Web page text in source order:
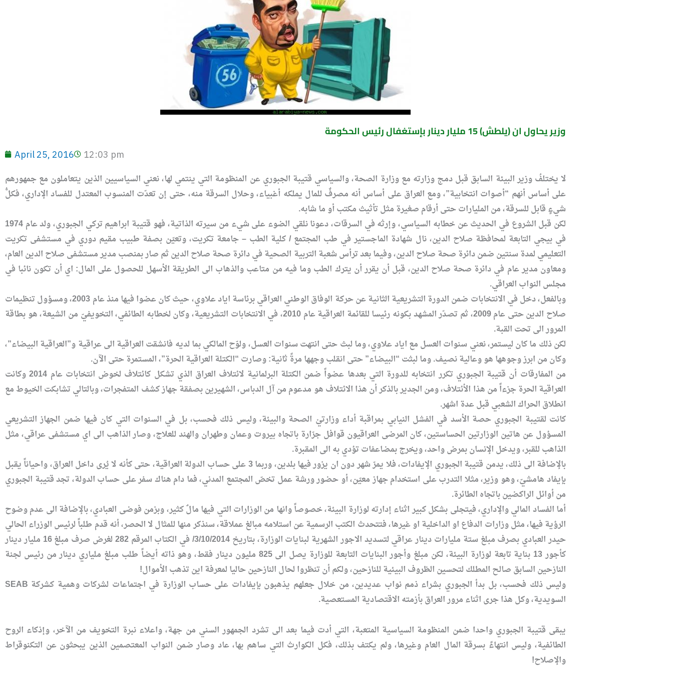
وزير يحاول ان (يلطش) 15 مليار دينار بإستغفال رئيس الحكومة
April 25, 2016 12:03 pm
لا يختلفُ وزير البيئة السابق قبل دمج وزارته مع وزارة الصحة، والسياسي قتيبة الجبوري عن المنظومة التي ينتمي لها، نعني السياسيين الذين يتعاملون مع جمهورهم
على أساس أنهم “أصوات انتخابية”، ومع العراق على أساس أنه مصرفٌ للمال يملكه أغبياء، وحلال السرقة منه، حتى إن تعدّت المنسوب المعتدل للفساد الإداري، فكلُّ
شيءٍ قابل للسرقة، من المليارات حتى أرقام صغيرة مثل تأثيث مكتب أو ما شابه.
لكن قبل الشروع في الحديث عن خطابه السياسي، وإرثه في السرقات، دعونا نلقي الضوء على شيء من سيرته الذاتية، فهو قتيبة ابراهيم تركي الجبوري، ولد عام 1974
في بيجي التابعة لمحافظة صلاح الدين، نال شهادة الماجستير في طب المجتمع / كلية الطب – جامعة تكريت، وتعيّن بصفة طبيب مقيم دوري في مستشفى تكريت
التعليمي لمدة سنتين ضمن دائرة صحة صلاح الدين، وفيما بعد ترأس شعبة التربية الصحية في دائرة صحة صلاح الدين ثم صار بمنصب مدير مستشفى صلاح الدين العام،
ومعاون مدير عام في دائرة صحة صلاح الدين، قبل أن يقرر أن يترك الطب وما فيه من متاعب والذهاب الى الطريقة الأسهل للحصول على المال: اي أن تكون نائبا في
مجلس النواب العراقي.
وبالفعل، دخل في الانتخابات ضمن الدورة التشريعية الثانية عن حركة الوفاق الوطني العراقي برئاسة اياد علاوي، حيث كان عضوا فيها منذ عام 2003، ومسؤول تنظيمات
صلاح الدين حتى عام 2009، ثم تصدّر المشهد بكونه رئيسا للقائمة العراقية عام 2010، في الانتخابات التشريعية، وكان لخطابه الطائفي، التخويفيّ من الشيعة، هو بطاقة
المرور الى تحت القبة.
لكن ذلك ما كان ليستمر، نعني سنوات العسل مع اياد علاوي، وما لبث حتى انتهت سنوات العسل، ولوّح المالكي بما لديه فانشقت العراقية الى عراقية و”العراقية البيضاء”،
وكان من ابرز وجوهها هو وعالية نصيف. وما لبثت “البيضاء” حتى انقلب وجهها مرةً ثانية: وصارت “الكتلة العراقية الحرة”، المستمرة حتى الآن.
من المفارقات أن قتيبة الجبوري تكرر انتخابه للدورة التي بعدها عضواً ضمن الكتلة البرلمانية لائتلاف العراق الذي تشكل كائتلاف لخوض انتخابات عام 2014 وكانت
العراقية الحرة جزءاً من هذا الأئتلاف، ومن الجدير بالذكر أن هذا الائتلاف هو مدعوم من آل الدباس، الشهيرين بصفقة جهاز كشف المتفجرات، وبالتالي تشابكت الخيوط مع
انطلاق الحراك الشعبي قبل عدة اشهر.
كانت لقتيبة الجبوري حصة الأسد في الفشل النيابي بمراقبة أداء وزارتيْ الصحة والبيئة، وليس ذلك فحسب، بل في السنوات التي كان فيها ضمن الجهاز التشريعي
المسؤول عن هاتين الوزارتين الحساستين، كان المرضى العراقيون قوافل جرّارة باتجاه بيروت وعمان وطهران والهند للعلاج، وصار الذاهب الى اي مستشفى عراقي، مثل
الذاهب للقبر، ويدخل الإنسان بمرض واحد، ويخرج بمضاعفات تؤدي به الى المقبرة.
بالإضافة الى ذلك، يدمن قتيبة الجبوري الإيفادات، فلا يمرّ شهر دون ان يزور فيها بلدين، وربما 3 على حساب الدولة العراقية، حتى كأنه لا يُرى داخل العراق، واحياناً يقبل
بإيفاد هامشيّ، وهو وزير، مثلا التدرب على استخدام جهاز معيّن، أو حضور ورشة عمل تخصّ المجتمع المدني، فما دام هناك سفر على حساب الدولة، تجد قتيبة الجبوري
من أوائل الراكضين باتجاه الطائرة.
أما الفساد المالي والإداري، فيتجلى بشكل كبير اثناء إدارته لوزارة البيئة، خصوصاً وانها من الوزارات التي فيها مالٌ كثير، وبزمن فوضى العبادي، بالإضافة الى عدم وضوح
الرؤية فيها، مثل وزارات الدفاع او الداخلية او غيرها، فتتحدث الكتب الرسمية عن استلامه مبالغ عملاقة، سنذكر منها للمثال لا الحصر، أنه قدم طلباً لرئيس الوزراء الحالي
حيدر العبادي بصرف مبلغ ستة مليارات دينار عراقي لتسديد الاجور الشهرية لبنايات الوزارة، بتاريخ 3/10/2014/ في الكتاب المرقم 282 لغرض صرف مبلغ 16 مليار دينار
كأجور 13 بناية تابعة لوزارة البيئة، لكن مبلغ وأجور البنايات التابعة للوزارة يصل الى 825 مليون دينار فقط، وهو ذاته أيضاً طلب مبلغ ملياري دينار من رئيس لجنة
النازحين السابق صالح المطلك لتحسين الظروف البيئية للنازحين، ولكم أن تنظروا لحال النازحين حاليا لمعرفة اين تذهب الأموال!
وليس ذلك فحسب، بل بدأ الجبوري بشراء ذمم نواب عديدين، من خلال جعلهم يذهبون بإيفادات على حساب الوزارة في اجتماعات لشركات وهمية كشركة SEAB
السويدية، وكل هذا جرى اثناء مرور العراق بأزمته الاقتصادية المستعصية.
يبقى قتيبة الجبوري واحدا ضمن المنظومة السياسية المتعبة، التي أدت فيما بعد الى تشرد الجمهور السني من جهة، واعلاء نبرة التخويف من الآخر، وإذكاء الروح
الطائفية، وليس انتهاءً بسرقة المال العام وغيرها، ولم يكتف بذلك، فكل الكوارث التي ساهم بها، عاد وصار ضمن النواب المعتصمين الذين يبحثون عن التكنوقراط
والإصلاح!